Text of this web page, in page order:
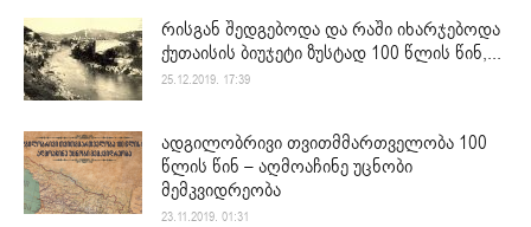
რისგან შედგებოდა და რაში იხარჯებოდა
ქუთაისის ბიუჯეტი ზუსტად 100 წლის წინ,...
25.12.2019. 17:39
ადგილობრივი თვითმმართველობა 100
წლის წინ – აღმოაჩინე უცნობი
მემკვიდრეობა
23.11.2019. 01:31